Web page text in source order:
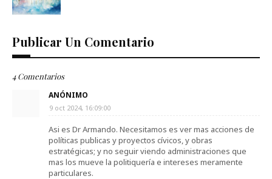
Publicar Un Comentario
4 Comentarios
ANÓNIMO
9 oct 2024, 16:09:00
Asi es Dr Armando. Necesitamos es ver mas acciones de
políticas publicas y proyectos cívicos, y obras
estratégicas; y no seguir viendo administraciones que
mas los mueve la politiquería e intereses meramente
particulares.